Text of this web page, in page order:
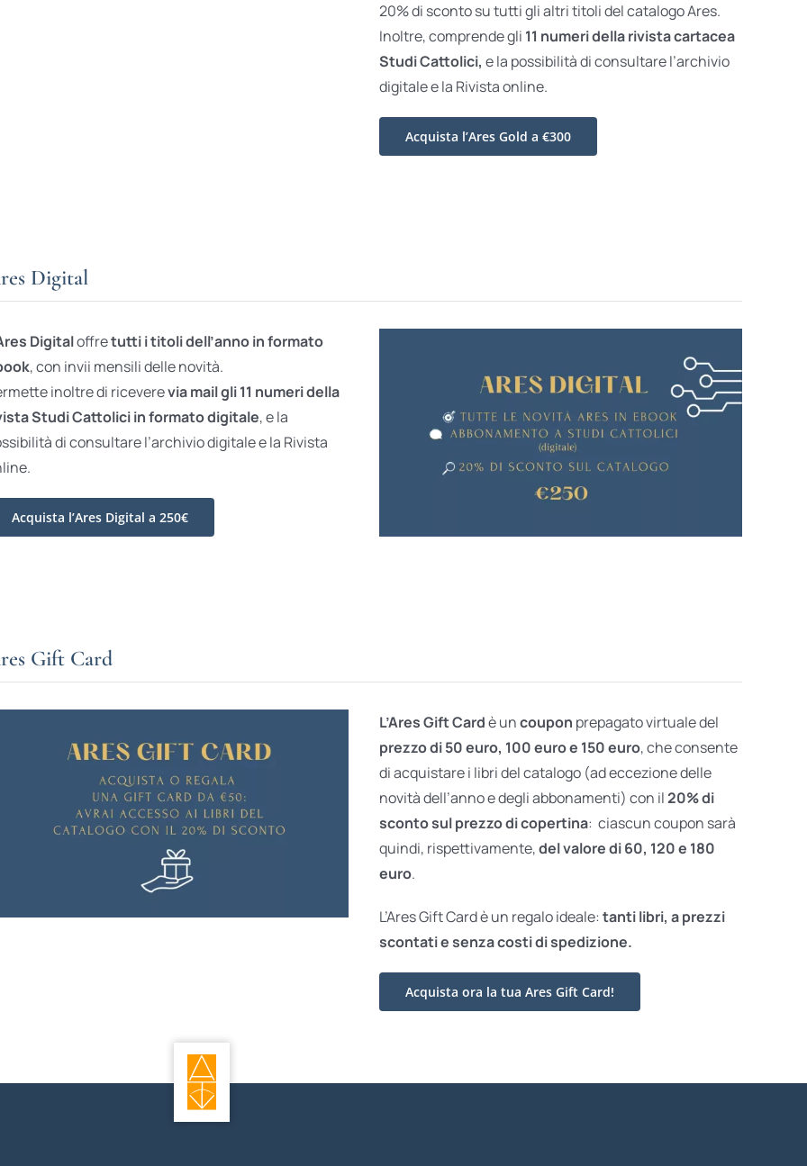
20% di sconto su tutti gli altri titoli del catalogo Ares.
Inoltre, comprende gli 11 numeri della rivista cartacea
Studi Cattolici, e la possibilità di consultare l’archivio
digitale e la Rivista online.
Acquista l’Ares Gold a €300
Digital
Digitaloffretutti i titoli dell’anno in formato
, con invii mensili delle novità.
inoltre di riceverevia mail gli 11 numeri della
Studi Cattolici in formato digitale, e la
di consultare l’archivio digitale e la Rivista
Acquista l’Ares Digital a 250€
Gift Card
L’Ares Gift Cardè uncoupon prepagato virtuale del
prezzo di 50 euro, 100 euro e 150 euro, che consente
di acquistare i libri del catalogo (ad eccezione delle
novità dell’anno e degli abbonamenti) con il20% di
sconto sul prezzo di copertina: ciascun coupon sarà
quindi, rispettivamente,del valore di 60, 120 e 180
euro.
L’Ares Gift Card è un regalo ideale: tanti libri, a prezzi
scontati esenza costi di spedizione.
Acquista ora la tua Ares Gift Card!